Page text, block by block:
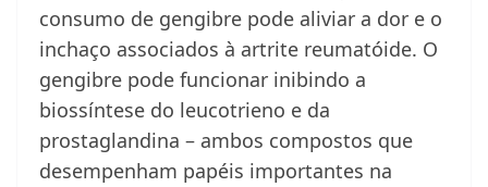
consumo de gengibre pode aliviar a dor e o
inchaço associados à artrite reumatóide. O
gengibre pode funcionar inibindo a
biossíntese do leucotrieno e da
prostaglandina – ambos compostos que
desempenham papéis importantes na